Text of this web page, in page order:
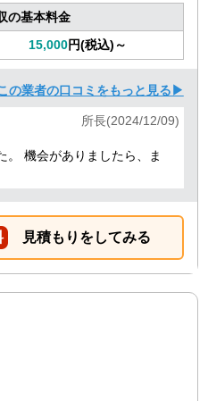
の基本料金
15,000円(税込)～
の業者の口コミをもっと見る▶
所長(2024/12/09)
。 機会がありましたら、ま
見積もりをしてみる